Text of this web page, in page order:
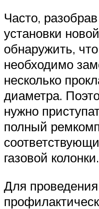
Часто,
установки
обнаружить,
необходимо
несколько
диаметра.
нужно
полный
газовой колонки.
Для